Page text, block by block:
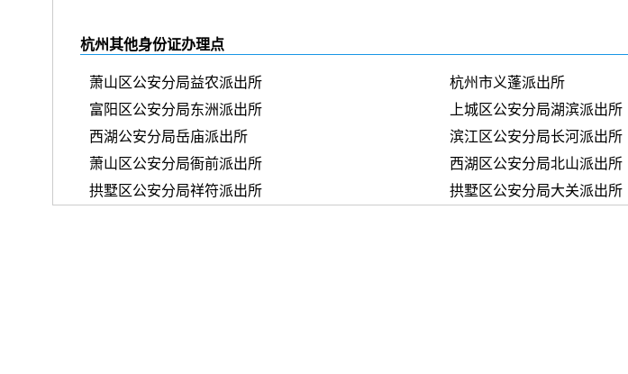
杭州其他身份证办理点
萧山区公安分局益农派出所
杭州市义蓬派出所
富阳区公安分局东洲派出所
上城区公安分局湖滨派出所
西湖公安分局岳庙派出所
滨江区公安分局长河派出所
萧山区公安分局衙前派出所
西湖区公安分局北山派出所
拱墅区公安分局祥符派出所
拱墅区公安分局大关派出所